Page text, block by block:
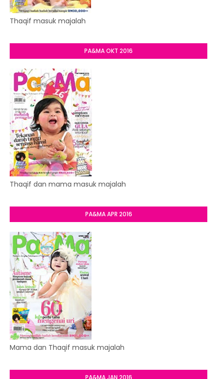
Thaqif masuk majalah
PA&MA OKT 2016
Thaqif dan mama masuk majalah
PA&MA APR 2016
Mama dan Thaqif masuk majalah
PA&MA JAN 2016